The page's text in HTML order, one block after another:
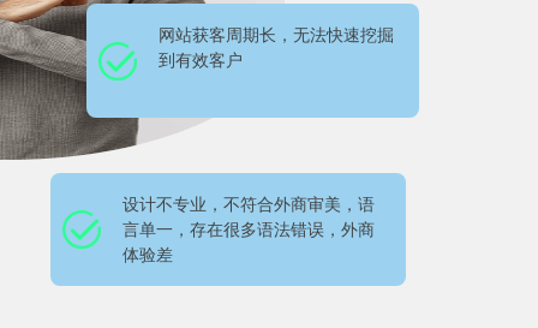
网站获客周期长，无法快速挖掘
到有效客户
设计不专业，不符合外商审美，语
言单一，存在很多语法错误，外商
体验差